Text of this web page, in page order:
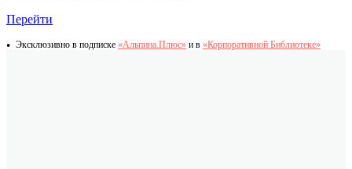
Перейти
Эксклюзивно в подписке «Альпина.Плюс» и в «Корпоративной Библиотеке»